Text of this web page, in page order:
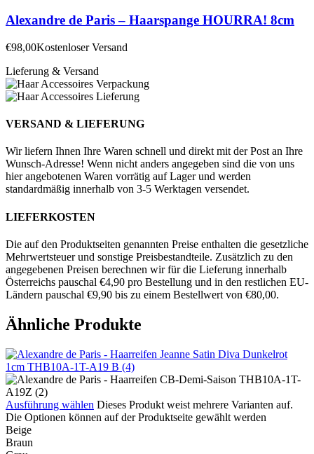
Alexandre de Paris – Haarspange HOURRA! 8cm
€98,00Kostenloser Versand
Lieferung & Versand
VERSAND & LIEFERUNG
Wir liefern Ihnen Ihre Waren schnell und direkt mit der Post an Ihre
Wunsch-Adresse! Wenn nicht anders angegeben sind die von uns
hier angebotenen Waren vorrätig auf Lager und werden
standardmäßig innerhalb von 3-5 Werktagen versendet.
LIEFERKOSTEN
Die auf den Produktseiten genannten Preise enthalten die gesetzliche
Mehrwertsteuer und sonstige Preisbestandteile. Zusätzlich zu den
angegebenen Preisen berechnen wir für die Lieferung innerhalb
Österreichs pauschal €4,90 pro Bestellung und in den restlichen EU-
Ländern pauschal €9,90 bis zu einem Bestellwert von €80,00.
Ähnliche Produkte
Ausführung wählen Dieses Produkt weist mehrere Varianten auf.
Die Optionen können auf der Produktseite gewählt werden
Beige
Braun